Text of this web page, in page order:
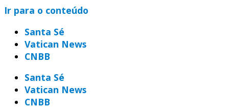
Ir para o conteúdo
Santa Sé
Vatican News
CNBB
Santa Sé
Vatican News
CNBB